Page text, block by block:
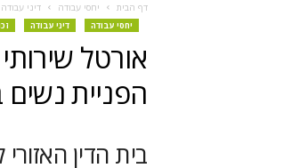
דף הבית יחסי עבודה דיני עבודה
יחסי עבודה דיני עבודה
אורטל
הפניית נשים
בית הדין